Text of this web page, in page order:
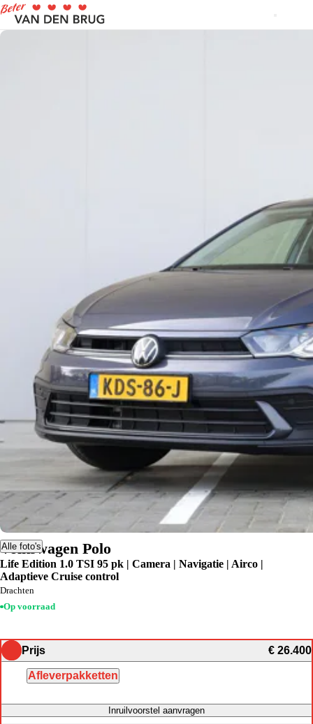
Alle foto's
Volkswagen Polo
Life Edition 1.0 TSI 95 pk | Camera | Navigatie | Airco |
Adaptieve Cruise control
Drachten
Op voorraad
Prijs € 26.400
Afleverpakketten
Inruilvoorstel aanvragen